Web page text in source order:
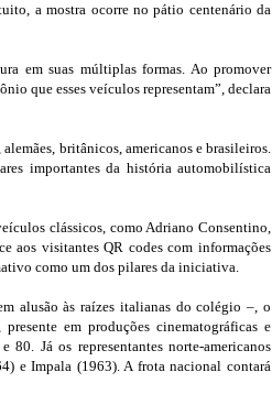
a mostra ocorre no pátio centenário da
em suas múltiplas formas. Ao promover
que esses veículos representam”, declara
britânicos, americanos e brasileiros.
importantes da história automobilística
clássicos, como Adriano Consentino,
aos visitantes QR codes com informações
como um dos pilares da iniciativa.
alusão às raízes italianas do colégio –, o
em produções cinematográficas e
80. Já os representantes norte-americanos
e Impala (1963). A frota nacional contará